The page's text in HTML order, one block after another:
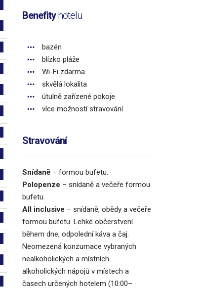
Benefityhotelu
bazén
blízko pláže
Wi-Fi zdarma
skvělá lokalita
útulně zařízené pokoje
více možností stravování
Stravování
Snídaně– formou bufetu.
Polopenze – snídaně a večeře formou
bufetu.
All inclusive – snídaně, obědy a večeře
formou bufetu. Lehké občerstvení
během dne, odpolední káva a čaj.
Neomezená konzumace vybraných
nealkoholických a místních
alkoholických nápojů v místech a
časech určených hotelem (10:00–